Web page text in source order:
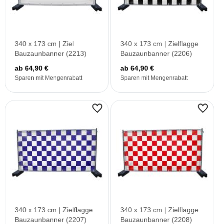
340 x 173 cm | Ziel
Bauzaunbanner (2213)
ab 64,90 €
Sparen mit Mengenrabatt
340 x 173 cm | Zielflagge
Bauzaunbanner (2206)
ab 64,90 €
Sparen mit Mengenrabatt
340 x 173 cm | Zielflagge
Bauzaunbanner (2207)
340 x 173 cm | Zielflagge
Bauzaunbanner (2208)